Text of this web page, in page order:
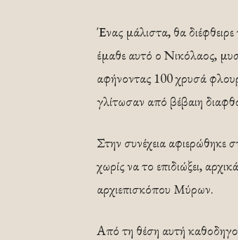
Ένας μάλιστα, θα
έμαθε αυτό ο Νικόλαος,
αφήνοντας 100 χρυσά
γλίτωσαν από βέβαιη
Στην συνέχεια αφιερώθηκε
χωρίς να το επιδιώξει,
αρχιεπισκόπου Μύρων.
Από τη θέση αυτή